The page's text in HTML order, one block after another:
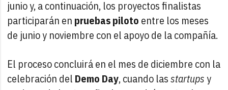
junio y, a continuación, los proyectos finalistas
participarán en pruebas piloto entre los meses
de junio y noviembre con el apoyo de la compañía.
El proceso concluirá en el mes de diciembre con la
celebración del Demo Day, cuando lasstartupsy